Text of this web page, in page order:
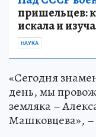
пришельцев:
искала и
НАУКА
«Сегодня
день, мы
земляка –
Машковцева», –